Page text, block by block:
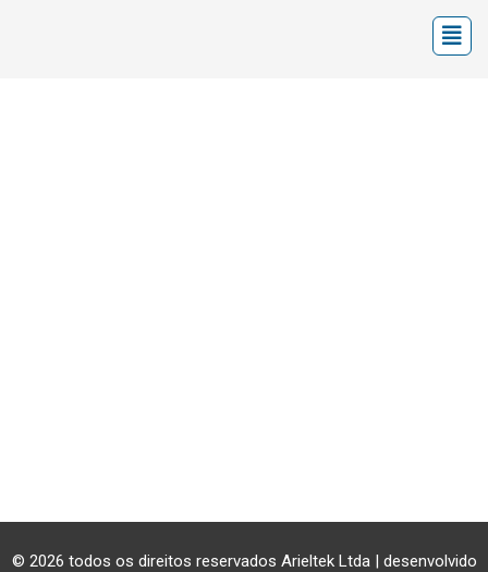
© 2026 todos os direitos reservados Arieltek Ltda | desenvolvido